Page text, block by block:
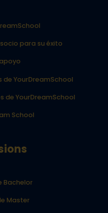
para su éxito
de YourDreamSchool
de YourDreamSchool
School
Bachelor
Master